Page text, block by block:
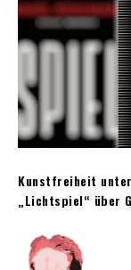
Kunstfreiheit unter
„Lichtspiel“ über